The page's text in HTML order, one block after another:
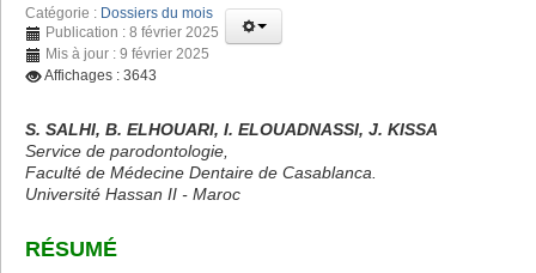
Catégorie : Dossiers du mois
Publication : 8 février 2025
Mis à jour : 9 février 2025
Affichages : 3643
S. SALHI, B. ELHOUARI, I. ELOUADNASSI, J. KISSA
Service de parodontologie,
Faculté de Médecine Dentaire de Casablanca.
Université Hassan II - Maroc
RÉSUMÉ